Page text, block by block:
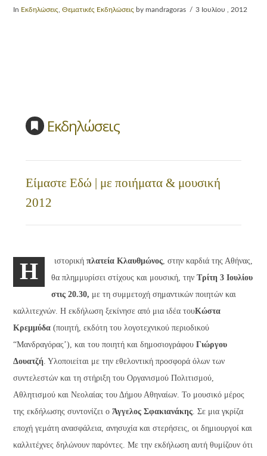
In Εκδηλώσεις ,Θεματικές Εκδηλώσεις by mandragoras 3 Ιουλίου , 2012
Εκδηλώσεις
Είμαστε Εδώ | με ποιήματα & μουσική
2012
Η ιστορικήπλατεία Κλαυθμώνος, στην καρδιά της Αθήνας,
θα πλημμυρίσει στίχους και μουσική, τηνΤρίτη 3 Ιουλίου
στις 20.30, με τη συμμετοχή σημαντικών ποιητών και
καλλιτεχνών. Η εκδήλωση ξεκίνησε από μια ιδέα τουΚώστα
Κρεμμύδα (ποιητή, εκδότη του λογοτεχνικού περιοδικού
“Μανδραγόρας’), και του ποιητή και δημοσιογράφουΓιώργου
Δουατζή. Υλοποιείται με την εθελοντική προσφορά όλων των
συντελεστών και τη στήριξη του Οργανισμού Πολιτισμού,
Αθλητισμού και Νεολαίας του Δήμου Αθηναίων. Το μουσικό μέρος
της εκδήλωσης συντονίζει οΆγγελος Σφακιανάκης. Σε μια γκρίζα
εποχή γεμάτη ανασφάλεια, ανησυχία και στερήσεις, οι δημιουργοί και
καλλιτέχνες δηλώνουν παρόντες. Με την εκδήλωση αυτή θυμίζουν ότι